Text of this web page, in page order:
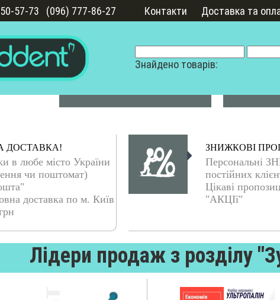
57-73 (096) 777-86-27 Контакти Доставка та
Знайдено товарів:
ДОСТАВКА!
в любе місто України
чи поштомат)
доставка по м. Київ
ЗНИЖКОВІ
Персональні
постійних
Цікаві
"АКЦІї"
Лідери продаж з розділу